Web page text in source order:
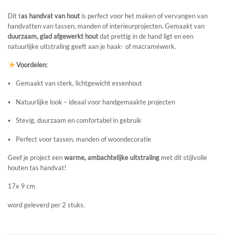
Dit tas handvat van hout is perfect voor het maken of vervangen van
handvatten van tassen, manden of interieurprojecten. Gemaakt van
duurzaam, glad afgewerkt hout dat prettig in de hand ligt en een
natuurlijke uitstraling geeft aan je haak- of macraméwerk.
Voordelen:
Gemaakt van sterk, lichtgewicht essenhout
Natuurlijke look – ideaal voor handgemaakte projecten
Stevig, duurzaam en comfortabel in gebruik
Perfect voor tassen, manden of woondecoratie
Geef je project een warme, ambachtelijke uitstraling met dit stijlvolle
houten tas handvat!
17x 9 cm
word geleverd per 2 stuks.